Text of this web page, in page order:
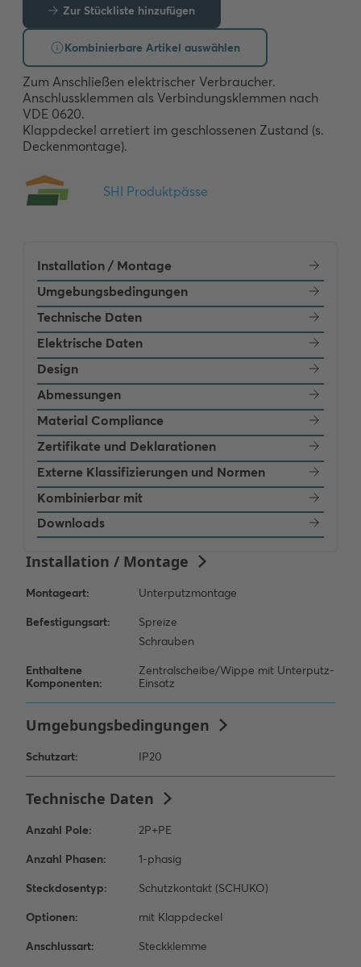
Zur Stückliste hinzufügen
Kombinierbare Artikel auswählen
Zum Anschließen elektrischer Verbraucher.
Anschlussklemmen als Verbindungsklemmen nach
VDE 0620.
Klappdeckel arretiert im geschlossenen Zustand (s.
Deckenmontage).
Installation / Montage
Umgebungsbedingungen
Technische Daten
Elektrische Daten
Design
Abmessungen
Material Compliance
Zertifikate und Deklarationen
Externe Klassifizierungen und Normen
Kombinierbar mit
Downloads